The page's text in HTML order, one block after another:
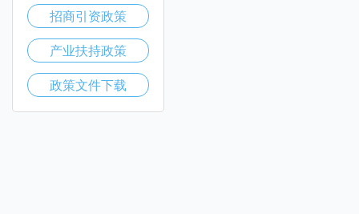
招商引资政策
产业扶持政策
政策文件下载